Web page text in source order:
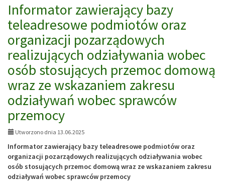
DNIU
20.06.2025
Informator zawierający bazy
teleadresowe podmiotów oraz
organizacji pozarządowych
realizujących odziaływania wobec
osób stosujących przemoc domową
wraz ze wskazaniem zakresu
odziaływań wobec sprawców
przemocy
Utworzono dnia 13.06.2025
Informator zawierający bazy teleadresowe podmiotów oraz
organizacji pozarządowych realizujących odziaływania wobec
osób stosujących przemoc domową wraz ze wskazaniem zakresu
odziaływań wobec sprawców przemocy